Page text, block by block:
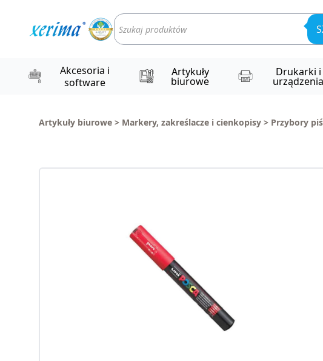
Wyszukiwarka
produktów
Akcesoria i
software
Artykuły
biurowe
Drukarki i
urządzenia
Artykuły biurowe > Markery, zakreślacze i cienkopisy > Przybory